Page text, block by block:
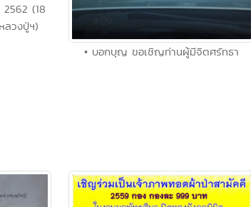
(18
ลวงปู่ฯ)
• บอกบุญ ขอเชิญท่านผู้มีจิตศรัทธา